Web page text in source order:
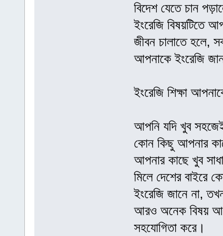
বিদেশ যেতে চান
ইংরেজি বিষয়টিতে
জীবন চালাতে হলে,
আপনাকে ইংরেজি
ইংরেজি শিক্ষা
আপনি যদি খুব
কোন কিছু আপনার
আপনার কাছে খুব
মিলে দেশের বাইরে
ইংরেজি জানে না,
আরও অনেক বিষয়
সহযোগিতা করে।